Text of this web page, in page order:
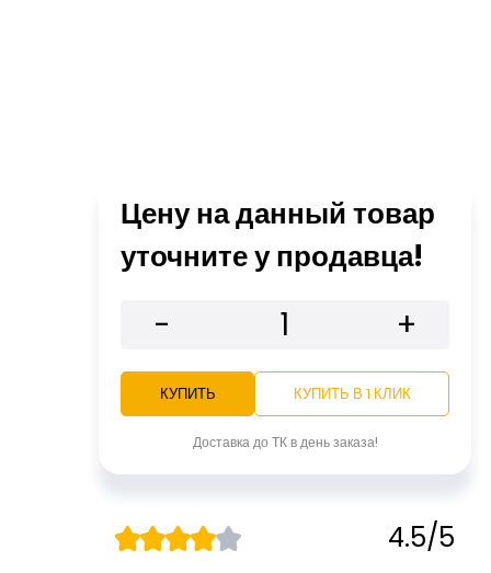
Цену на данный товар
уточните у продавца!
- +
КУПИТЬ КУПИТЬ В 1 КЛИК
Доставка до ТК в день заказа!
4.5/5